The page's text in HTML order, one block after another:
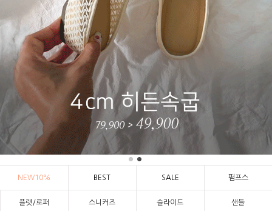
NEW10% BEST SALE 펌프스
플랫/로퍼 스니커즈 슬라이드 샌들